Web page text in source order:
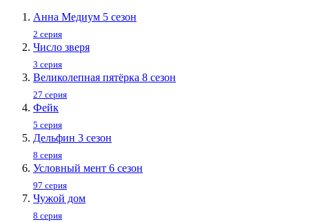
Анна Медиум 5 сезон
2 серия
Число зверя
3 серия
Великолепная пятёрка 8 сезон
27 серия
Фейк
5 серия
Дельфин 3 сезон
8 серия
Условный мент 6 сезон
97 серия
Чужой дом
8 серия